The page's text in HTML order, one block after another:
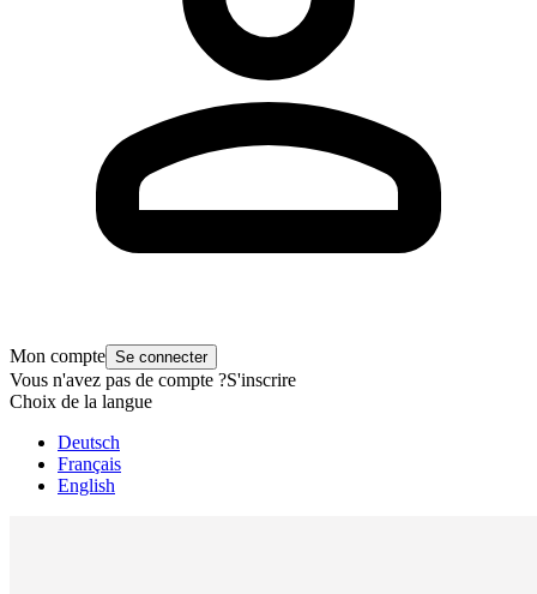
Mon compte Se connecter
Vous n'avez pas de compte ?S'inscrire
Choix de la langue
Deutsch
Français
English